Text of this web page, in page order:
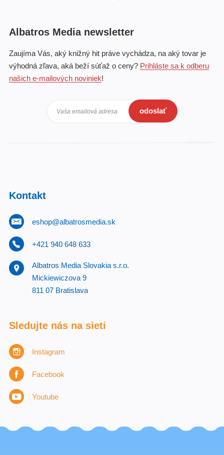
Albatros Media newsletter
Zaujíma Vás, aký knižný hit práve vychádza, na aký tovar je
výhodná zľava, aká beží súťaž o ceny? Prihláste sa k odberu
našich e-mailových noviniek!
Vaša emailová adresa odoslať
Kontakt
eshop@albatrosmedia.sk
+421 940 648 633
Albatros Media Slovakia s.r.o.
Mickiewiczova 9
811 07 Bratislava
Sledujte nás na sieti
Instagram
Facebook
Youtube